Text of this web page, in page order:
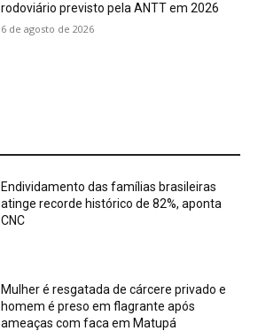
rodoviário previsto pela ANTT em 2026
6 de agosto de 2026
Endividamento das famílias brasileiras
atinge recorde histórico de 82%, aponta
CNC
Mulher é resgatada de cárcere privado e
homem é preso em flagrante após
ameaças com faca em Matupá